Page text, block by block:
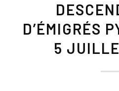
D’ÉMIGRÉS
5